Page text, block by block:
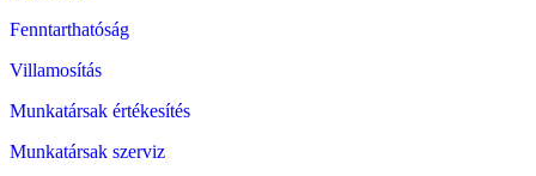
Fenntarthatóság
Villamosítás
Munkatársak értékesítés
Munkatársak szerviz